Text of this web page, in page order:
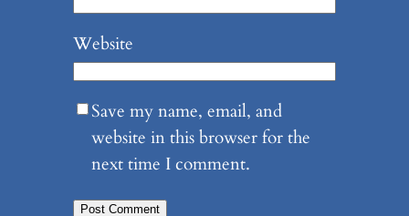
Website
Save my name, email, and
website in this browser for the
next time I comment.